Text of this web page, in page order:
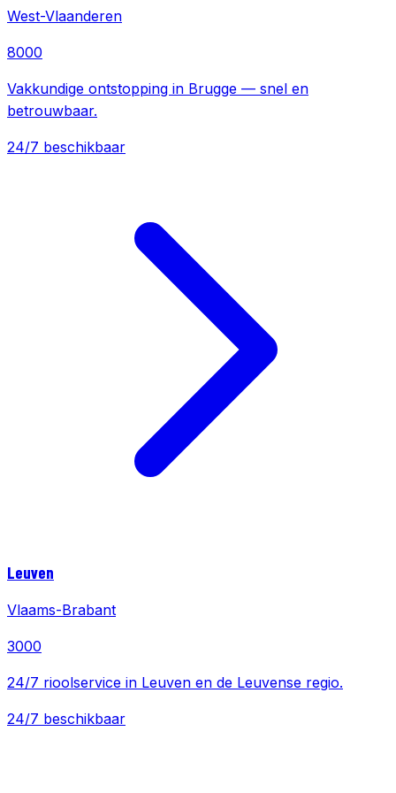
West-Vlaanderen
8000
Vakkundige ontstopping in Brugge — snel en
betrouwbaar.
24/7 beschikbaar
Leuven
Vlaams-Brabant
3000
24/7 rioolservice in Leuven en de Leuvense regio.
24/7 beschikbaar